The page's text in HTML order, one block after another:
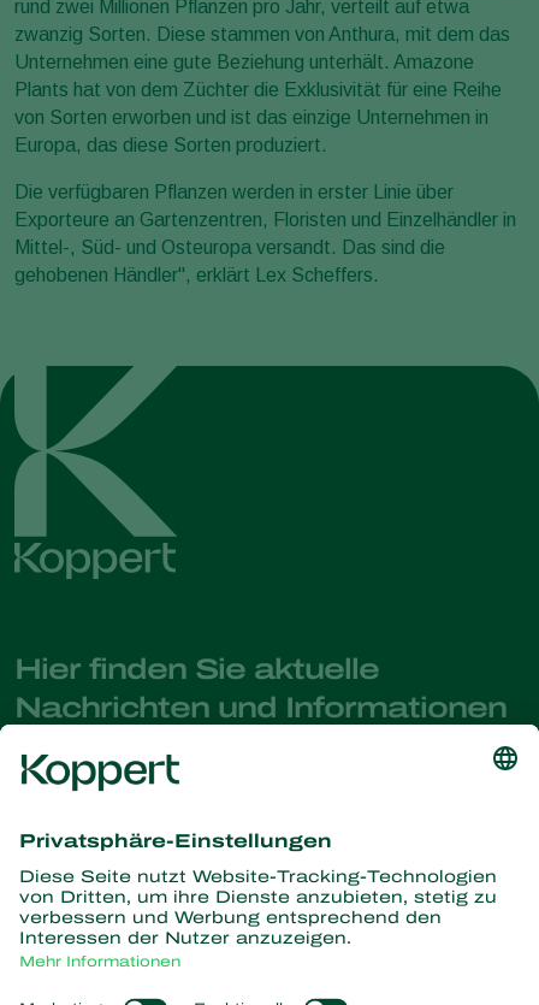
rund zwei Millionen Pflanzen pro Jahr, verteilt auf etwa
zwanzig Sorten. Diese stammen von Anthura, mit dem das
Unternehmen eine gute Beziehung unterhält. Amazone
Plants hat von dem Züchter die Exklusivität für eine Reihe
von Sorten erworben und ist das einzige Unternehmen in
Europa, das diese Sorten produziert.
Die verfügbaren Pflanzen werden in erster Linie über
Exporteure an Gartenzentren, Floristen und Einzelhändler in
Mittel-, Süd- und Osteuropa versandt. Das sind die
gehobenen Händler", erklärt Lex Scheffers.
Hier finden Sie aktuelle
Nachrichten und Informationen
Melden Sie sich hier an
Partners with Nature
Raubmilben
Räuber
Parasitische Wespen
Über Koppert
Über Koppert